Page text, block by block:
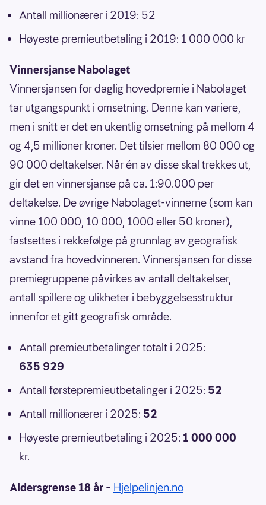
Antall millionærer i 2019: 52
Høyeste premieutbetaling i 2019: 1 000 000 kr
Vinnersjanse Nabolaget
Vinnersjansen for daglig hovedpremie i Nabolaget
tar utgangspunkt i omsetning. Denne kan variere,
men i snitt er det en ukentlig omsetning på mellom 4
og 4,5 millioner kroner. Det tilsier mellom 80 000 og
90 000 deltakelser. Når én av disse skal trekkes ut,
gir det en vinnersjanse på ca. 1:90.000 per
deltakelse. De øvrige Nabolaget-vinnerne (som kan
vinne 100 000, 10 000, 1000 eller 50 kroner),
fastsettes i rekkefølge på grunnlag av geografisk
avstand fra hovedvinneren. Vinnersjansen for disse
premiegruppene påvirkes av antall deltakelser,
antall spillere og ulikheter i bebyggelsesstruktur
innenfor et gitt geografisk område.
Antall premieutbetalinger totalt i 2025:
635 929
Antall førstepremieutbetalinger i 2025: 52
Antall millionærer i 2025: 52
Høyeste premieutbetaling i 2025: 1 000 000
kr.
Aldersgrense 18 år – Hjelpelinjen.no